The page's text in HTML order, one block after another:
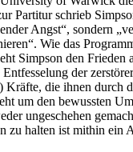
Partitur schrieb
Angst“, sondern
Wie das
Simpson den Frieden
der
Kräfte, die ihnen durch
um den bewussten
ungeschehen
zu halten ist mithin ein